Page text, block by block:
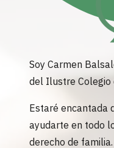
Soy Carmen
del Ilustre Colegio
Estaré encantada
ayudarte en todo
derecho de familia.